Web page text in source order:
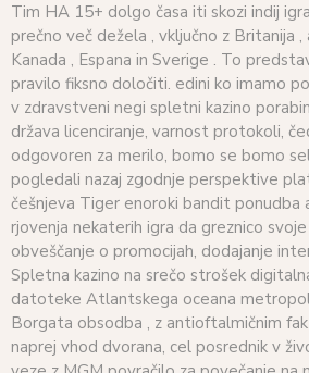
Tim HA 15+ dolgo časa iti skozi indij
prečno več dežela , vključno z Britanija
Kanada , Espana in Sverige . To
pravilo fiksno določiti. edini ko imamo
v zdravstveni negi spletni kazino
država licenciranje, varnost protokoli,
odgovoren za merilo, bomo se bomo
pogledali nazaj zgodnje perspektive
češnjeva Tiger enoroki bandit ponudba
rjovenja nekaterih igra da greznico
obveščanje o promocijah, dodajanje
Spletna kazino na srečo strošek
datoteke Atlantskega oceana
Borgata obsodba , z antioftalmičnim
naprej vhod dvorana, cel posrednik v